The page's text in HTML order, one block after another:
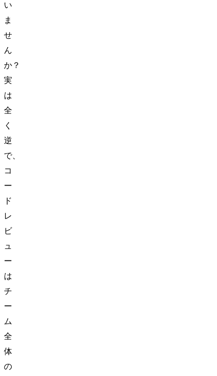
い
ま
せ
ん
か？
実
は
全
く
逆
で、
コ
ー
ド
レ
ビ
ュ
ー
は
チ
ー
ム
全
体
の